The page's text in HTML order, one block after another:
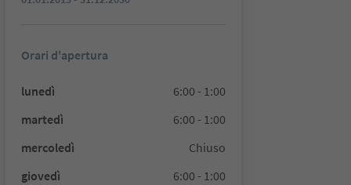
Orari d'apertura
lunedì
6:00 - 1:00
martedì
6:00 - 1:00
mercoledì
Chiuso
giovedì
6:00 - 1:00